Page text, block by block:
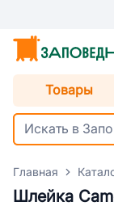
Товары
Главная
Шлейка